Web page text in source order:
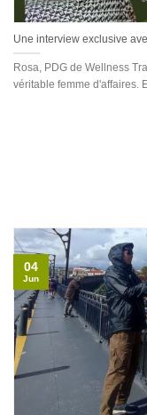
Une interview exclusive
Rosa, PDG de Wellness
véritable femme d'affaires.
04
Jun